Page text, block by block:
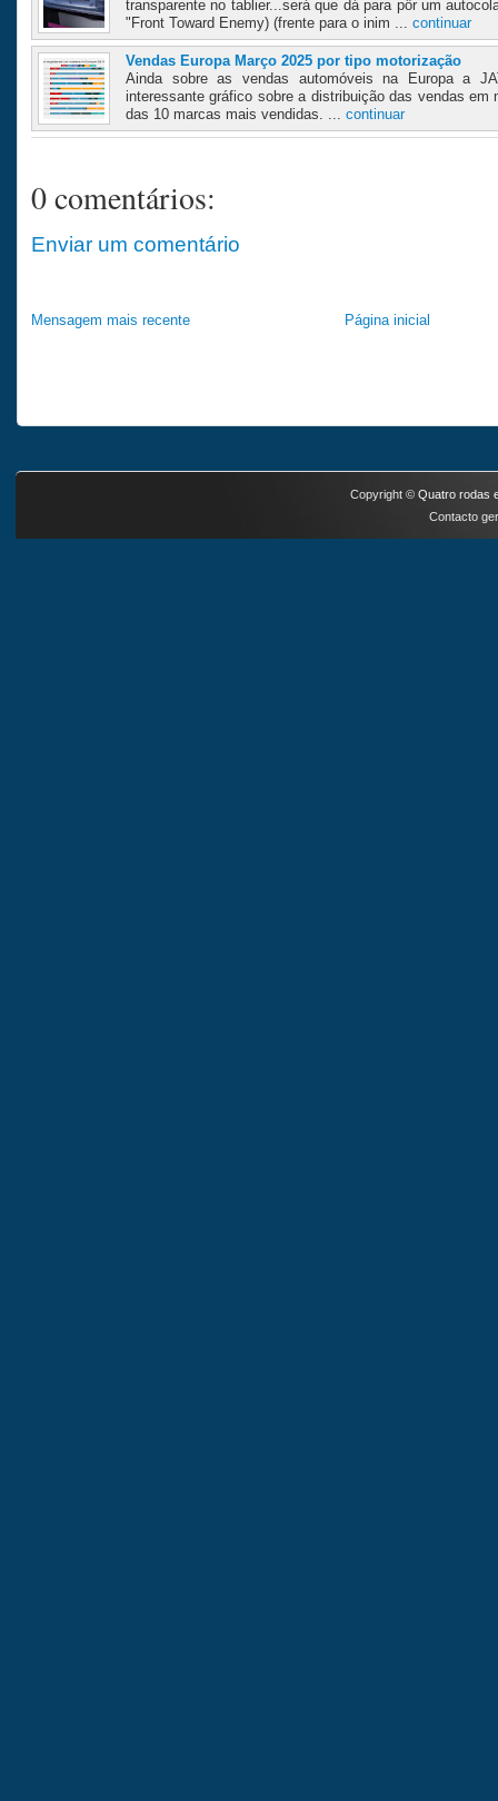
transparente no tablier...será que dá para pôr um
"Front Toward Enemy) (frente para o inim ... continuar
Vendas Europa Março 2025 por tipo motorização
Ainda sobre as vendas automóveis na Europa a
interessante gráfico sobre a distribuição das vendas em
das 10 marcas mais vendidas. ... continuar
0 comentários:
Enviar um comentário
Mensagem mais recente Página inicial
Copyright © Quatro rodas
Contacto